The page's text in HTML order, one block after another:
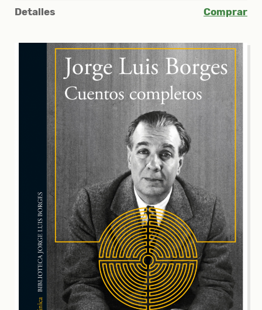
Detalles Comprar